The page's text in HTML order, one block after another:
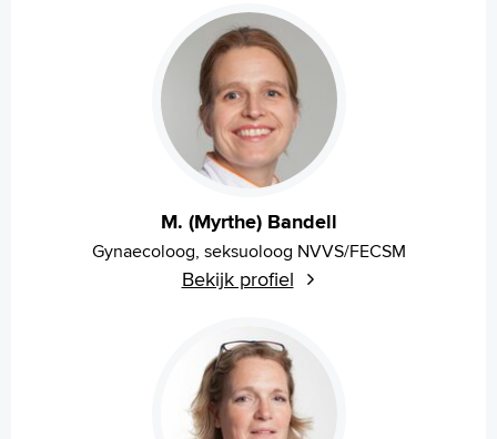
Werken en leren
Medewerkers
Contact
MijnASz
Verwijzers
Wetenschappelijk onderzoek
Voorleesfunctie
Language
Zoeken
M. (Myrthe) Bandell
Gynaecoloog, seksuoloog NVVS/FECSM
Bekijk profiel